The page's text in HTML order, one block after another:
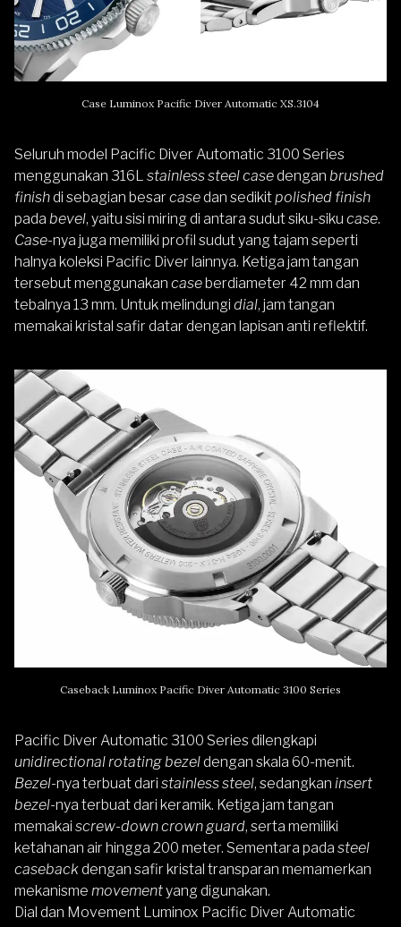
Case Luminox Pacific Diver Automatic XS.3104
Seluruh model Pacific Diver Automatic 3100 Series
menggunakan 316L stainless steel casedengan brushed
finishdi sebagian besar casedan sedikitpolished finish
pada bevel, yaitu sisi miring di antara sudut siku-siku case.
Case-nya juga memiliki profil sudut yang tajam seperti
halnya koleksi Pacific Diver lainnya. Ketiga jam tangan
tersebut menggunakan caseberdiameter 42 mm dan
tebalnya 13 mm. Untuk melindungi dial, jam tangan
memakai kristal safir datar dengan lapisan anti reflektif.
Caseback Luminox Pacific Diver Automatic 3100 Series
Pacific Diver Automatic 3100 Series dilengkapi
unidirectional rotating bezeldengan skala 60-menit.
Bezel-nya terbuat dari stainless steel, sedangkan insert
bezel-nya terbuat dari keramik. Ketiga jam tangan
memakai screw-down crown guard, serta memiliki
ketahanan air hingga 200 meter. Sementara pada steel
casebackdengan safir kristal transparan memamerkan
mekanisme movementyang digunakan.
Dial dan Movement Luminox Pacific Diver Automatic